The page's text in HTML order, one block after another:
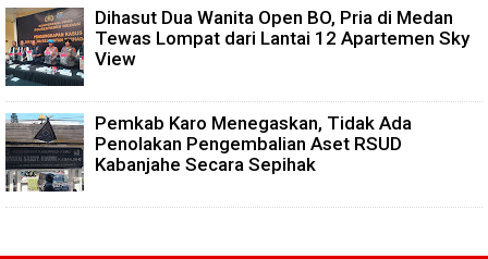
Dihasut Dua Wanita Open BO, Pria di Medan
Tewas Lompat dari Lantai 12 Apartemen Sky
View
Pemkab Karo Menegaskan, Tidak Ada
Penolakan Pengembalian Aset RSUD
Kabanjahe Secara Sepihak